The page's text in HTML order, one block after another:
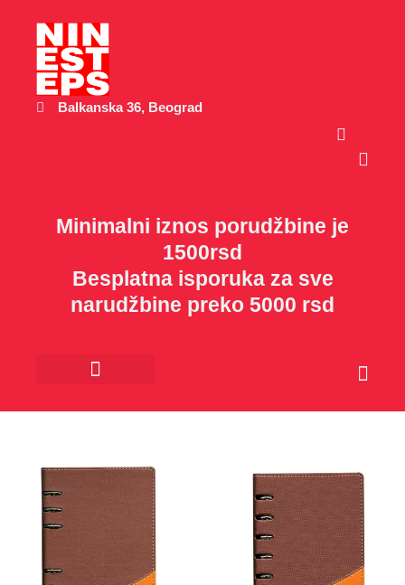
садржај
Balkanska 36, Beograd
Cart
Minimalni iznos porudžbine je
1500rsd
Besplatna isporuka za sve
narudžbine preko 5000 rsd
Cart